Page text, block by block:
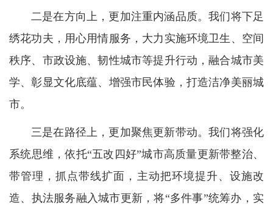
二是在方向上，更加注重内涵品质。我们将下足
绣花功夫，用心用情服务，大力实施环境卫生、空间
秩序、市政设施、韧性城市等提升行动，融合城市美
学、彰显文化底蕴、增强市民体验，打造洁净美丽城
市。
三是在路径上，更加聚焦更新带动。我们将强化
系统思维，依托“五改四好”城市高质量更新带整治、
带管理，抓点带线扩面，主动把环境提升、设施改
造、执法服务融入城市更新，将“多件事”统筹办，实